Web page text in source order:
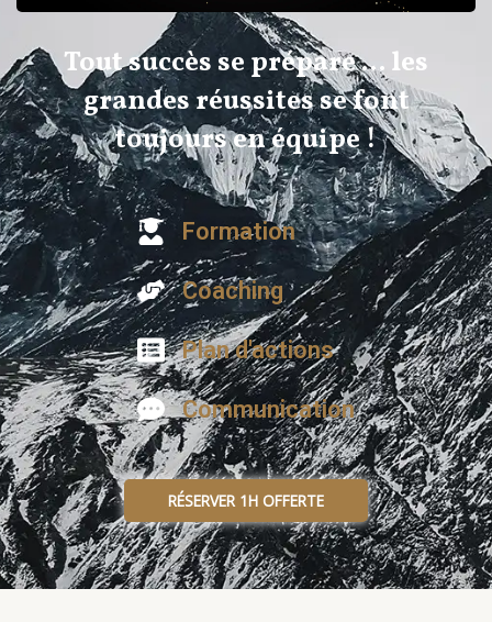
Tout succès se prépare … les
grandes réussites se font
toujours en équipe !
Formation
Coaching
Plan d'actions
Communication
RÉSERVER 1H OFFERTE